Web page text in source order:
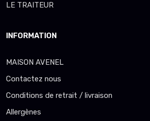
LE TRAITEUR
INFORMATION
MAISON AVENEL
Contactez nous
Conditions de retrait / livraison
Allergènes